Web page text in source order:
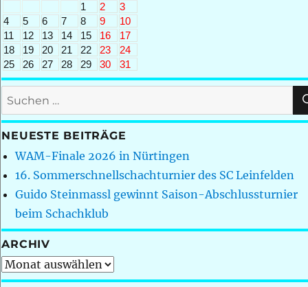
1
2
3
4
5 6 7 8 9
10
11
12 13 14 15 16
17
18
19 20 21 22 23
24
25
26 27 28 29 30 31
Suchen
nach:
NEUESTE BEITRÄGE
WAM-Finale 2026 in Nürtingen
16. Sommerschnellschachturnier des SC Leinfelden
Guido Steinmassl gewinnt Saison-Abschlussturnier
beim Schachklub
ARCHIV
Archiv